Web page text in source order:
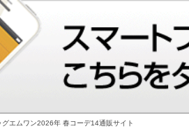
エムワン2026年 春コーデ14通販サイト